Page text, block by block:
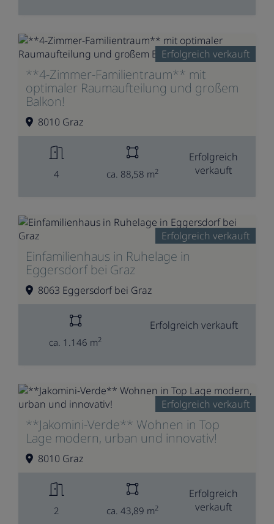
Erfolgreich verkauft
**4-Zimmer-Familientraum** mit
optimaler Raumaufteilung und großem
Balkon!
8010 Graz
4 ca. 88,58 m2
Erfolgreich
verkauft
Erfolgreich verkauft
Einfamilienhaus in Ruhelage in
Eggersdorf bei Graz
8063 Eggersdorf bei Graz
ca. 1.146 m2
Erfolgreich verkauft
Erfolgreich verkauft
**Jakomini-Verde** Wohnen in Top
Lage modern, urban und innovativ!
8010 Graz
2 ca. 43,89 m2
Erfolgreich
verkauft